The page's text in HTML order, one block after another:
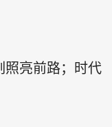
照亮前路；时代